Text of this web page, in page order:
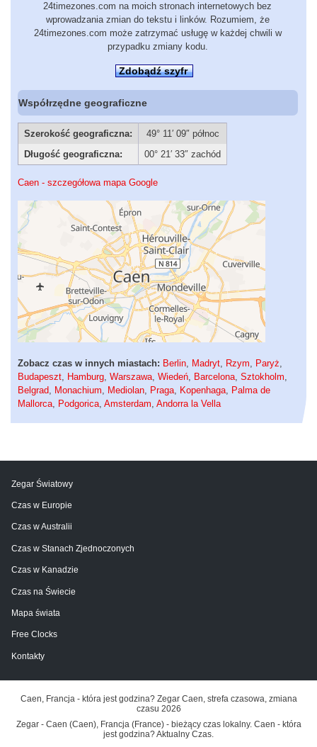
24timezones.com na moich stronach internetowych bez
wprowadzania zmian do tekstu i linków. Rozumiem, że
24timezones.com może zatrzymać usługę w każdej chwili w
przypadku zmiany kodu.
Zdobądź szyfr
Współrzędne geograficzne
Szerokość geograficzna:
49° 11′ 09″ północ
Długość geograficzna:
00° 21′ 33″ zachód
Caen - szczegółowa mapa Google
Zobacz czas w innych miastach: Berlin, Madryt, Rzym, Paryż,
Budapeszt, Hamburg, Warszawa, Wiedeń, Barcelona, Sztokholm,
Belgrad, Monachium, Mediolan, Praga, Kopenhaga, Palma de
Mallorca, Podgorica, Amsterdam, Andorra la Vella
Zegar Światowy
Czas w Europie
Czas w Australii
Czas w Stanach Zjednoczonych
Czas w Kanadzie
Czas na Świecie
Mapa świata
Free Clocks
Kontakty
Caen, Francja - która jest godzina? Zegar Caen, strefa czasowa, zmiana
czasu 2026
Zegar - Caen (Caen), Francja (France) - bieżący czas lokalny. Caen - która
jest godzina? Aktualny Czas.